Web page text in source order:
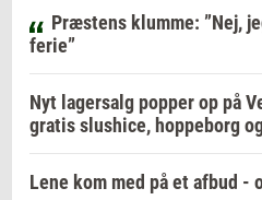
Præstens klumme: ”Nej,
ferie”
Nyt lagersalg popper op på
gratis slushice, hoppeborg
Lene kom med på et afbud -